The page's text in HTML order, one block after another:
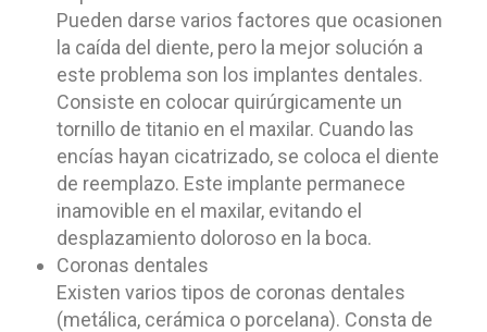
Pueden darse varios factores que ocasionen
la caída del diente, pero la mejor solución a
este problema son los implantes dentales.
Consiste en colocar quirúrgicamente un
tornillo de titanio en el maxilar. Cuando las
encías hayan cicatrizado, se coloca el diente
de reemplazo. Este implante permanece
inamovible en el maxilar, evitando el
desplazamiento doloroso en la boca.
Coronas dentales
Existen varios tipos de coronas dentales
(metálica, cerámica o porcelana). Consta de